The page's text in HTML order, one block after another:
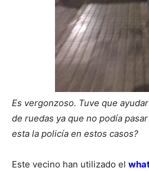
Es vergonzoso. Tuve que
de ruedas ya que no podía
esta la policía en estos casos?
Este vecino han utilizado el